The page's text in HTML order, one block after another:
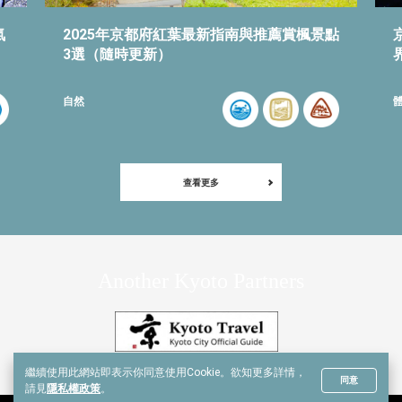
繼續使用此網站即表示你同意使用Cookie。 欲知更多詳情，
請見隱私權政策。
同意
2025年京都府紅葉最新指南與推薦賞楓景點
3選（隨時更新）
自然
查看更多